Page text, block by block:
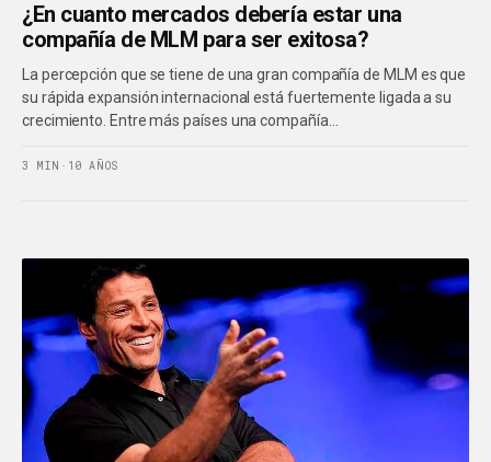
¿En cuanto mercados debería estar una
compañía de MLM para ser exitosa?
La percepción que se tiene de una gran compañía de MLM es que
su rápida expansión internacional está fuertemente ligada a su
crecimiento. Entre más países una compañía…
3 MIN · 10 AÑOS